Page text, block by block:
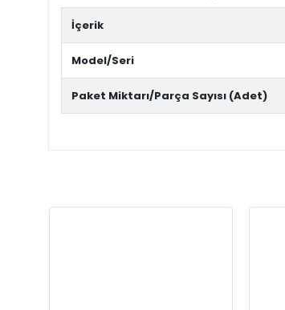
İçerik
Model/Seri
Paket Miktarı/Parça Sayısı (Adet)